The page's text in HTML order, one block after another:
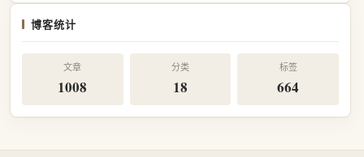
博客统计
文章
1008
分类
18
标签
664